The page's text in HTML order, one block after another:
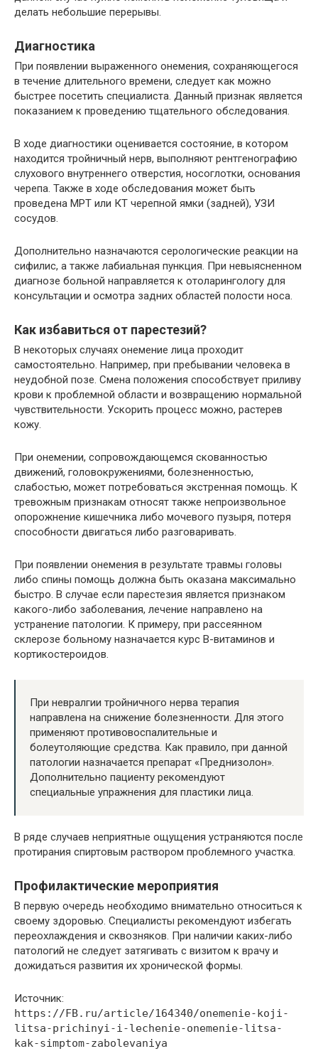
делать небольшие перерывы.
Диагностика
При появлении выраженного онемения, сохраняющегося
в течение длительного времени, следует как можно
быстрее посетить специалиста. Данный признак является
показанием к проведению тщательного обследования.
В ходе диагностики оценивается состояние, в котором
находится тройничный нерв, выполняют рентгенографию
слухового внутреннего отверстия, носоглотки, основания
черепа. Также в ходе обследования может быть
проведена МРТ или КТ черепной ямки (задней), УЗИ
сосудов.
Дополнительно назначаются серологические реакции на
сифилис, а также лабиальная пункция. При невыясненном
диагнозе больной направляется к отоларингологу для
консультации и осмотра задних областей полости носа.
Как избавиться от парестезий?
В некоторых случаях онемение лица проходит
самостоятельно. Например, при пребывании человека в
неудобной позе. Смена положения способствует приливу
крови к проблемной области и возвращению нормальной
чувствительности. Ускорить процесс можно, растерев
кожу.
При онемении, сопровождающемся скованностью
движений, головокружениями, болезненностью,
слабостью, может потребоваться экстренная помощь. К
тревожным признакам относят также непроизвольное
опорожнение кишечника либо мочевого пузыря, потеря
способности двигаться либо разговаривать.
При появлении онемения в результате травмы головы
либо спины помощь должна быть оказана максимально
быстро. В случае если парестезия является признаком
какого-либо заболевания, лечение направлено на
устранение патологии. К примеру, при рассеянном
склерозе больному назначается курс В-витаминов и
кортикостероидов.
При невралгии тройничного нерва терапия
направлена на снижение болезненности. Для этого
применяют противовоспалительные и
болеутоляющие средства. Как правило, при данной
патологии назначается препарат «Преднизолон».
Дополнительно пациенту рекомендуют
специальные упражнения для пластики лица.
В ряде случаев неприятные ощущения устраняются после
протирания спиртовым раствором проблемного участка.
Профилактические мероприятия
В первую очередь необходимо внимательно относиться к
своему здоровью. Специалисты рекомендуют избегать
переохлаждения и сквозняков. При наличии каких-либо
патологий не следует затягивать с визитом к врачу и
дожидаться развития их хронической формы.
Источник:
https://FB.ru/article/164340/onemenie-koji-
litsa-prichinyi-i-lechenie-onemenie-litsa-
kak-simptom-zabolevaniya